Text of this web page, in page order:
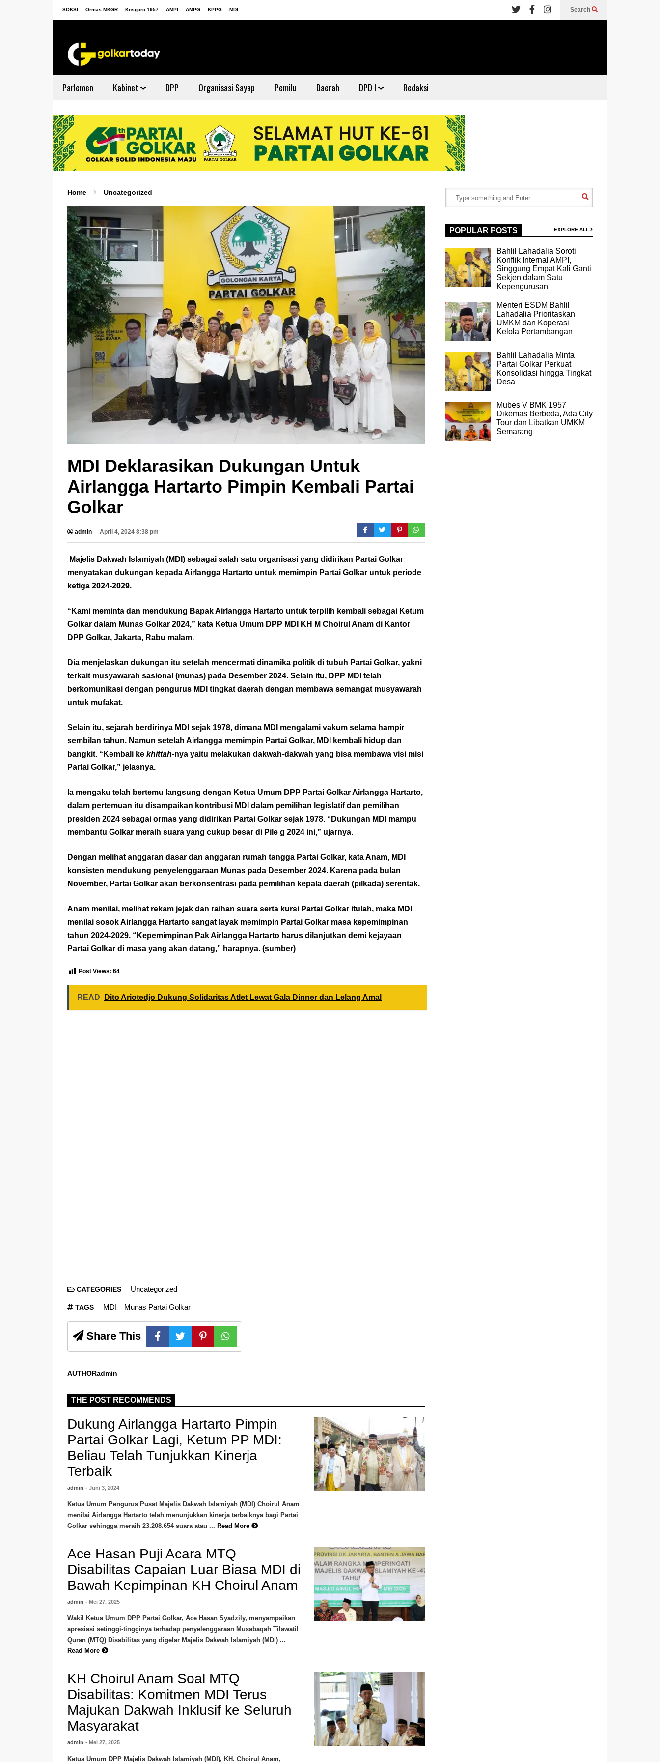
SOKSI Ormas MKGR Kosgoro 1957 AMPI AMPG KPPG MDI Search
Parlemen Kabinet DPP Organisasi Sayap Pemilu Daerah DPD I Redaksi
Home Uncategorized
MDI Deklarasikan Dukungan Untuk
Airlangga Hartarto Pimpin Kembali Partai
Golkar
admin April 4, 2024 8:38 pm
Majelis Dakwah Islamiyah (MDI) sebagai salah satu organisasi yang didirikan Partai Golkar
menyatakan dukungan kepada Airlangga Hartarto untuk memimpin Partai Golkar untuk periode
ketiga 2024-2029.
“Kami meminta dan mendukung Bapak Airlangga Hartarto untuk terpilih kembali sebagai Ketum
Golkar dalam Munas Golkar 2024,” kata Ketua Umum DPP MDI KH M Choirul Anam di Kantor
DPP Golkar, Jakarta, Rabu malam.
Dia menjelaskan dukungan itu setelah mencermati dinamika politik di tubuh Partai Golkar, yakni
terkait musyawarah sasional (munas) pada Desember 2024. Selain itu, DPP MDI telah
berkomunikasi dengan pengurus MDI tingkat daerah dengan membawa semangat musyawarah
untuk mufakat.
Selain itu, sejarah berdirinya MDI sejak 1978, dimana MDI mengalami vakum selama hampir
sembilan tahun. Namun setelah Airlangga memimpin Partai Golkar, MDI kembali hidup dan
bangkit. “Kembali ke khittah-nya yaitu melakukan dakwah-dakwah yang bisa membawa visi misi
Partai Golkar,” jelasnya.
Ia mengaku telah bertemu langsung dengan Ketua Umum DPP Partai Golkar Airlangga Hartarto,
dalam pertemuan itu disampaikan kontribusi MDI dalam pemilihan legislatif dan pemilihan
presiden 2024 sebagai ormas yang didirikan Partai Golkar sejak 1978. “Dukungan MDI mampu
membantu Golkar meraih suara yang cukup besar di Pile g 2024 ini,” ujarnya.
Dengan melihat anggaran dasar dan anggaran rumah tangga Partai Golkar, kata Anam, MDI
konsisten mendukung penyelenggaraan Munas pada Desember 2024. Karena pada bulan
November, Partai Golkar akan berkonsentrasi pada pemilihan kepala daerah (pilkada) serentak.
Anam menilai, melihat rekam jejak dan raihan suara serta kursi Partai Golkar itulah, maka MDI
menilai sosok Airlangga Hartarto sangat layak memimpin Partai Golkar masa kepemimpinan
tahun 2024-2029. “Kepemimpinan Pak Airlangga Hartarto harus dilanjutkan demi kejayaan
Partai Golkar di masa yang akan datang,” harapnya. (sumber)
Post Views: 64
READ Dito Ariotedjo Dukung Solidaritas Atlet Lewat Gala Dinner dan Lelang Amal
CATEGORIES Uncategorized
TAGS MDI Munas Partai Golkar
Share This
AUTHORadmin
THE POST RECOMMENDS
Dukung Airlangga Hartarto Pimpin
Partai Golkar Lagi, Ketum PP MDI:
Beliau Telah Tunjukkan Kinerja
Terbaik
admin - Juni 3, 2024
Ketua Umum Pengurus Pusat Majelis Dakwah Islamiyah (MDI) Choirul Anam
menilai Airlangga Hartarto telah menunjukkan kinerja terbaiknya bagi Partai
Golkar sehingga meraih 23.208.654 suara atau ... Read More
Ace Hasan Puji Acara MTQ
Disabilitas Capaian Luar Biasa MDI di
Bawah Kepimpinan KH Choirul Anam
admin - Mei 27, 2025
Wakil Ketua Umum DPP Partai Golkar, Ace Hasan Syadzily, menyampaikan
apresiasi setinggi-tingginya terhadap penyelenggaraan Musabaqah Tilawatil
Quran (MTQ) Disabilitas yang digelar Majelis Dakwah Islamiyah (MDI) ...
Read More
KH Choirul Anam Soal MTQ
Disabilitas: Komitmen MDI Terus
Majukan Dakwah Inklusif ke Seluruh
Masyarakat
admin - Mei 27, 2025
Ketua Umum DPP Majelis Dakwah Islamiyah (MDI), KH. Choirul Anam,
POPULAR POSTS EXPLORE ALL
Bahlil Lahadalia Soroti
Konflik Internal AMPI,
Singgung Empat Kali Ganti
Sekjen dalam Satu
Kepengurusan
Menteri ESDM Bahlil
Lahadalia Prioritaskan
UMKM dan Koperasi
Kelola Pertambangan
Bahlil Lahadalia Minta
Partai Golkar Perkuat
Konsolidasi hingga Tingkat
Desa
Mubes V BMK 1957
Dikemas Berbeda, Ada City
Tour dan Libatkan UMKM
Semarang